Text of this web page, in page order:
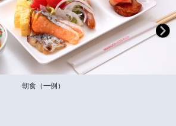
朝食（一例）